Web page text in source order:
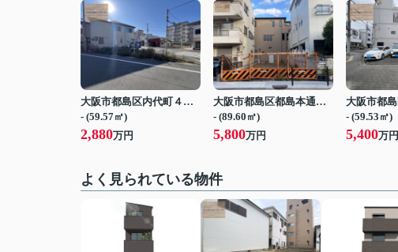
大阪市都島区内代町４丁目
- (59.57㎡)
2,880万円
大阪市都島区都島本通５丁目
- (89.60㎡)
5,800万円
- (59.53㎡)
5,400万円
よく見られている物件